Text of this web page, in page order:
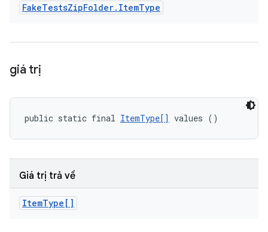
FakeTestsZipFolder. ItemType
giá trị
public static final ItemType[] values ()
Giá trị trả về
ItemType[]